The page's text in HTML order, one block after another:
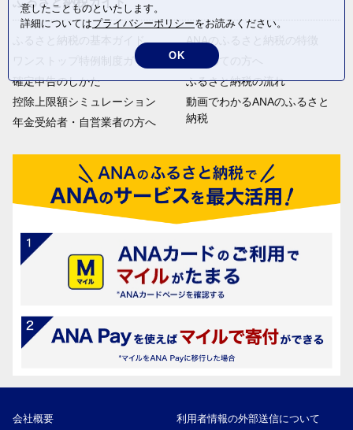
ふるさと納税の基本ガイド
ワンストップ特例制度ガイド
確定申告のしかた
控除上限額シミュレーション
年金受給者・自営業者の方へ
ANAのふるさと納税の特徴
はじめての方へ
ふるさと納税の流れ
動画でわかるANAのふるさと
納税
会社概要 利用者情報の外部送信について
意したことものといたします。
詳細についてはプライバシーポリシーをお読みください。
OK